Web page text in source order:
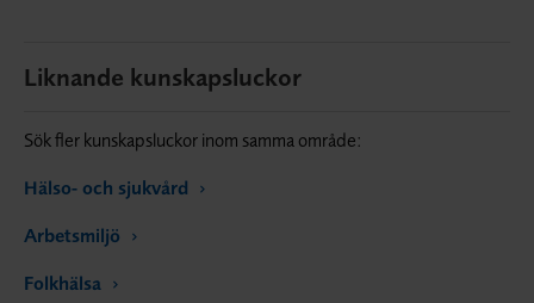
Liknande kunskapsluckor
Sök fler kunskapsluckor inom samma område:
Hälso- och sjukvård
Arbetsmiljö
Folkhälsa